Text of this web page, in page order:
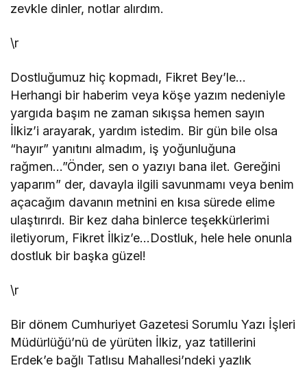
zevkle dinler, notlar alırdım.
\r
Dostluğumuz hiç kopmadı, Fikret Bey’le…
Herhangi bir haberim veya köşe yazım nedeniyle
yargıda başım ne zaman sıkışsa hemen sayın
İlkiz’i arayarak, yardım istedim. Bir gün bile olsa
“hayır” yanıtını almadım, iş yoğunluğuna
rağmen…”Önder, sen o yazıyı bana ilet. Gereğini
yaparım” der, davayla ilgili savunmamı veya benim
açacağım davanın metnini en kısa sürede elime
ulaştırırdı. Bir kez daha binlerce teşekkürlerimi
iletiyorum, Fikret İlkiz’e…Dostluk, hele hele onunla
dostluk bir başka güzel!
\r
Bir dönem Cumhuriyet Gazetesi Sorumlu Yazı İşleri
Müdürlüğü’nü de yürüten İlkiz, yaz tatillerini
Erdek’e bağlı Tatlısu Mahallesi’ndeki yazlık